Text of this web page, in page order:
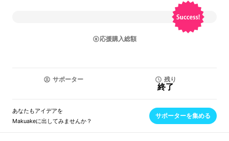
応援購入総額
サポーター 残り
終了
あなたもアイデアを
Makuakeに出してみませんか？
サポーターを集める